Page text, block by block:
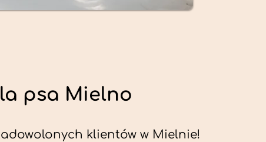
psa Mielno
klientów w Mielnie!